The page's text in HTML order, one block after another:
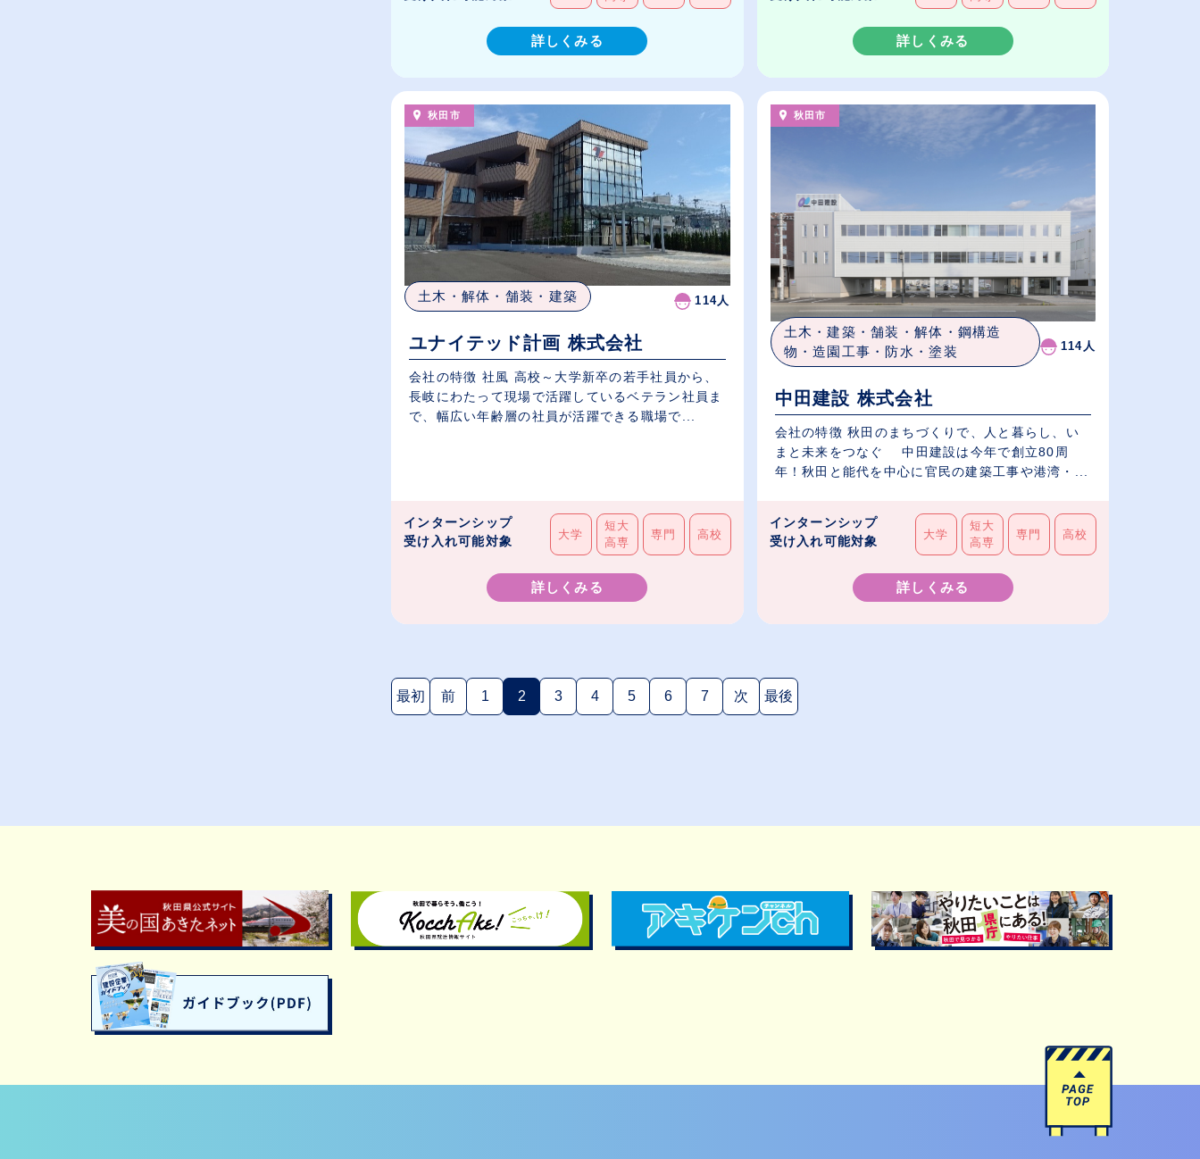
詳しくみる 詳しくみる
秋田市
土木・解体・舗装・建築 114人
ユナイテッド計画 株式会社
会社の特徴 社風 高校～大学新卒の若手社員から、
長岐にわたって現場で活躍しているベテラン社員ま
で、幅広い年齢層の社員が活躍できる職場で...
インターンシップ
受け入れ可能対象
大学
短大
高専
専門 高校
詳しくみる
秋田市
土木・建築・舗装・解体・鋼構造
物・造園工事・防水・塗装
114人
中田建設 株式会社
会社の特徴 秋田のまちづくりで、人と暮らし、い
まと未来をつなぐ 中田建設は今年で創立80周
年！秋田と能代を中心に官民の建築工事や港湾・...
インターンシップ
受け入れ可能対象
大学
短大
高専
専門 高校
詳しくみる
最初 前 1 2(現在のページ)
3 4 5 6 7 次 最後